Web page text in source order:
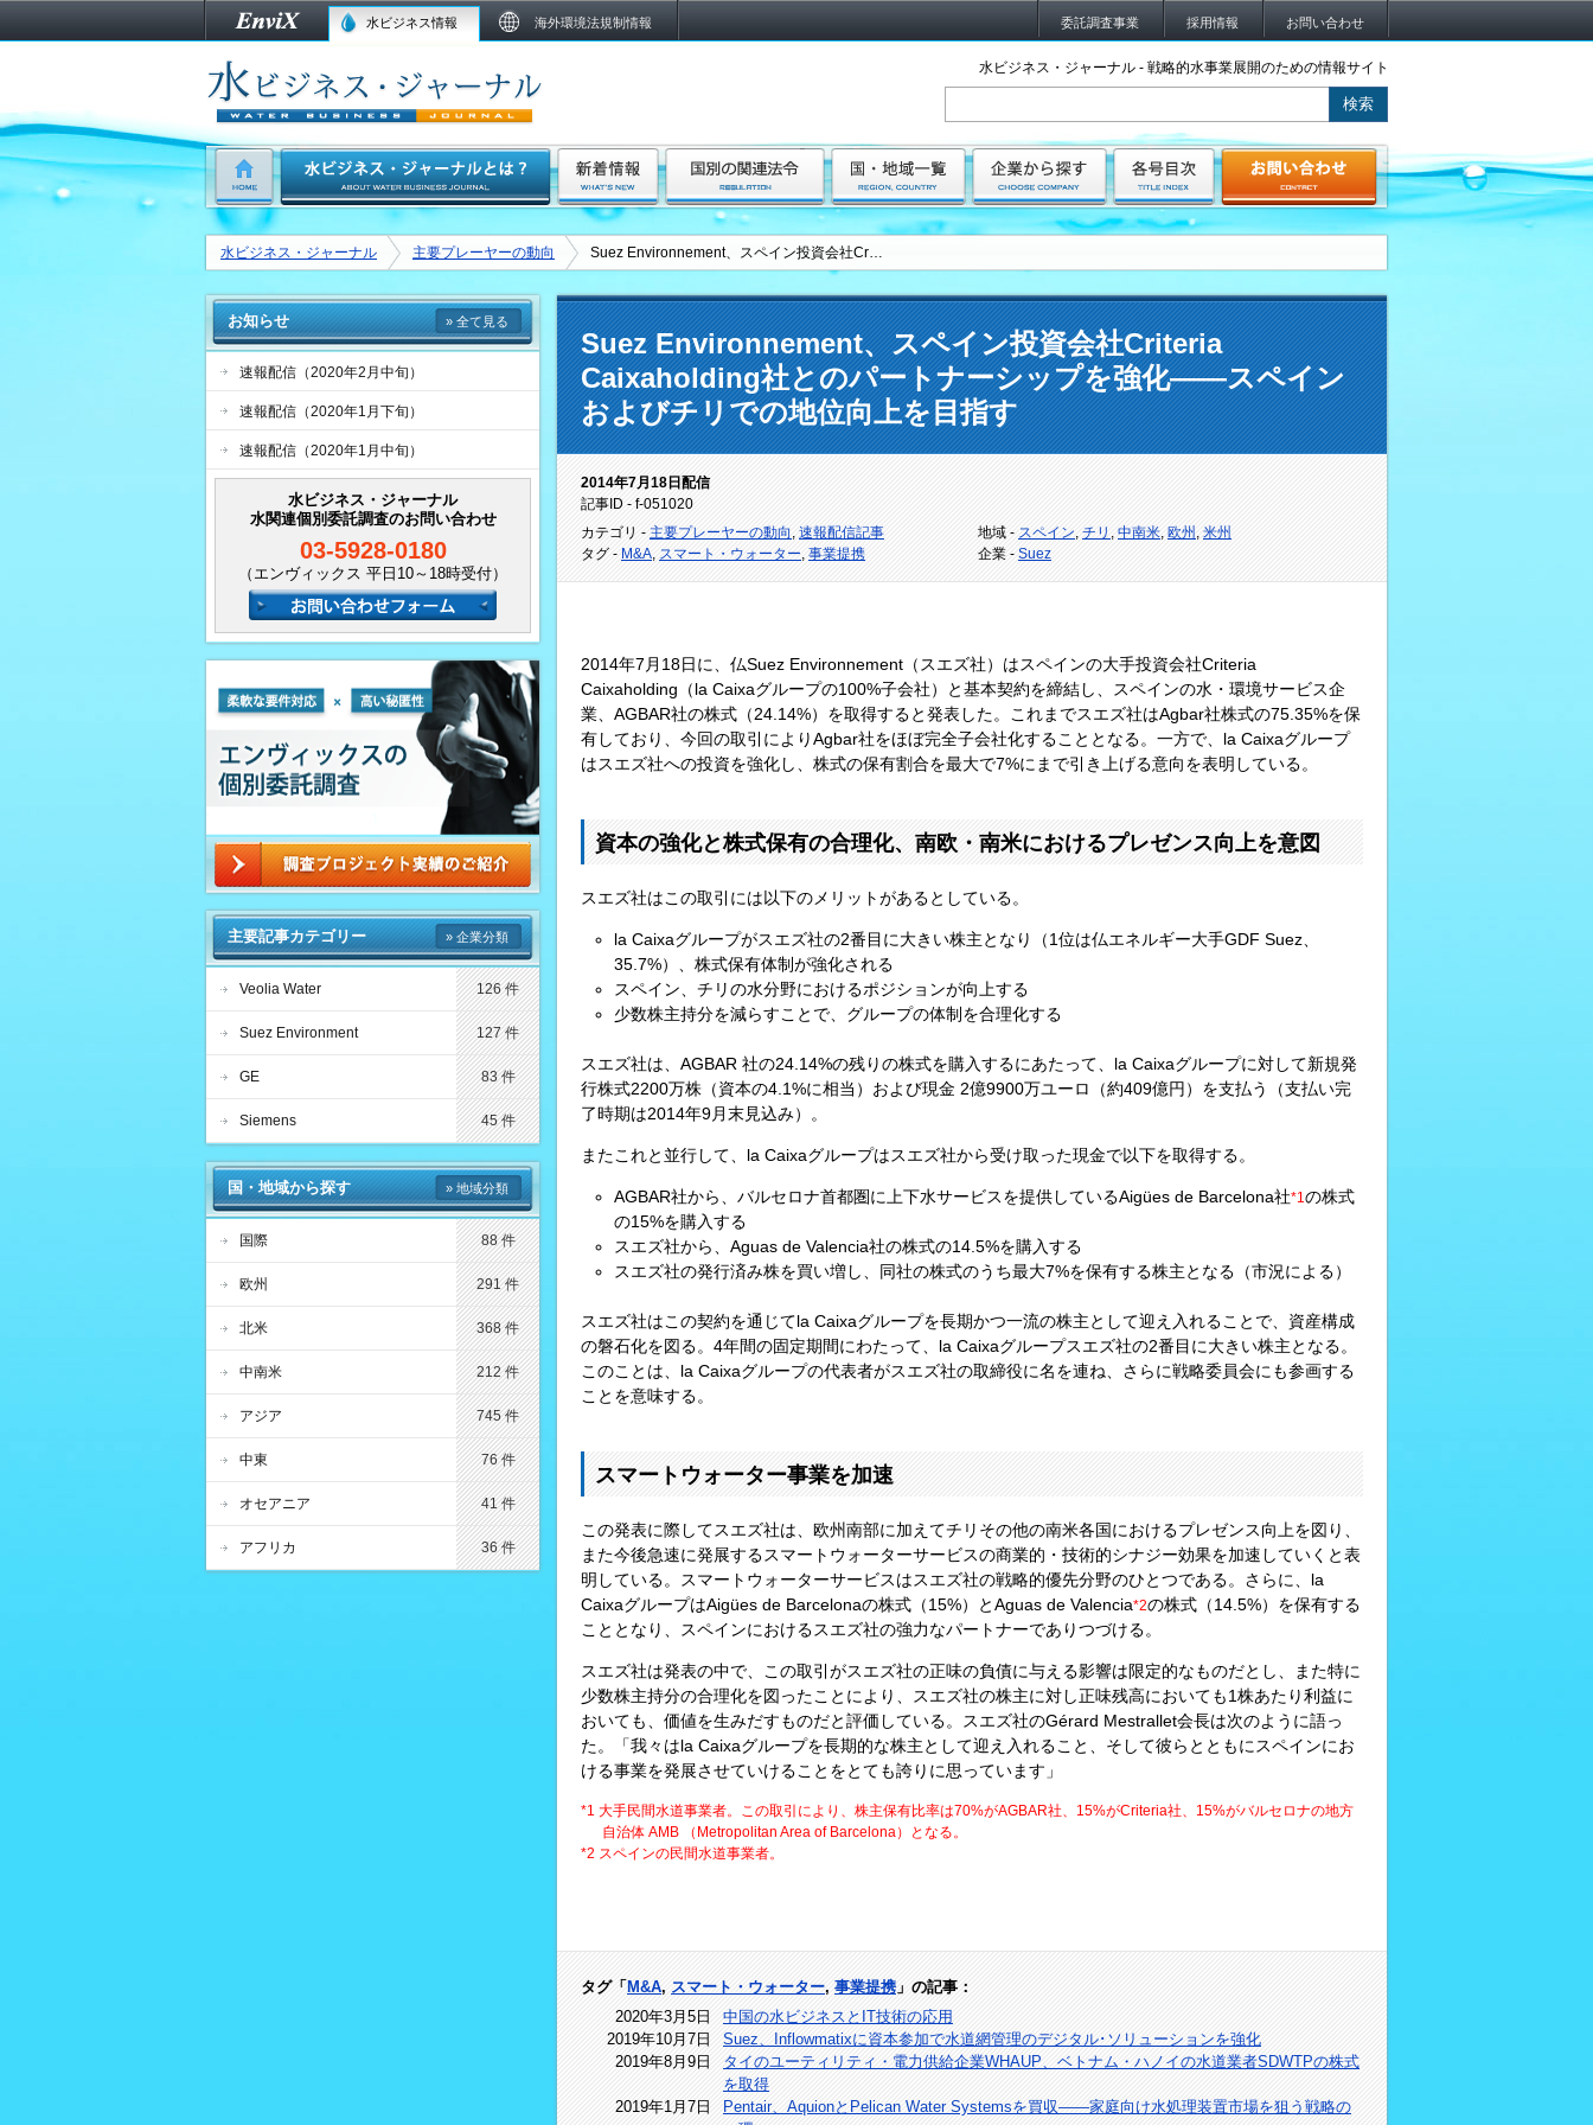
水ビジネス情報 海外環境法規制情報 委託調査事業 採用情報 お問い合わせ
水ビジネス・ジャーナル - 戦略的水事業展開のための情報サイト
水ビジネス・ジャーナル 主要プレーヤーの動向 Suez Environnement、スペイン投資会社Cr…
Suez Environnement、スペイン投資会社Criteria
Caixaholding社とのパートナーシップを強化――スペイン
およびチリでの地位向上を目指す
2014年7月18日配信
記事ID - f-051020
カテゴリ - 主要プレーヤーの動向, 速報配信記事
タグ - M&A, スマート・ウォーター, 事業提携
地域 - スペイン, チリ , 中南米, 欧州 , 米州
企業 - Suez
2014年7月18日に、仏Suez Environnement（スエズ社）はスペインの大手投資会社Criteria
Caixaholding（la Caixaグループの100%子会社）と基本契約を締結し、スペインの水・環境サービス企
業、AGBAR社の株式（24.14%）を取得すると発表した。これまでスエズ社はAgbar社株式の75.35%を保
有しており、今回の取引によりAgbar社をほぼ完全子会社化することとなる。一方で、la Caixaグループ
はスエズ社への投資を強化し、株式の保有割合を最大で7%にまで引き上げる意向を表明している。
資本の強化と株式保有の合理化、南欧・南米におけるプレゼンス向上を意図
スエズ社はこの取引には以下のメリットがあるとしている。
la Caixaグループがスエズ社の2番目に大きい株主となり（1位は仏エネルギー大手GDF Suez、
35.7%）、株式保有体制が強化される
スペイン、チリの水分野におけるポジションが向上する
少数株主持分を減らすことで、グループの体制を合理化する
スエズ社は、AGBAR 社の24.14%の残りの株式を購入するにあたって、la Caixaグループに対して新規発
行株式2200万株（資本の4.1%に相当）および現金 2億9900万ユーロ（約409億円）を支払う（支払い完
了時期は2014年9月末見込み）。
またこれと並行して、la Caixaグループはスエズ社から受け取った現金で以下を取得する。
AGBAR社から、バルセロナ首都圏に上下水サービスを提供しているAigües de Barcelona社*1 の株式
の15%を購入する
スエズ社から、Aguas de Valencia社の株式の14.5%を購入する
スエズ社の発行済み株を買い増し、同社の株式のうち最大7%を保有する株主となる（市況による）
スエズ社はこの契約を通じてla Caixaグループを長期かつ一流の株主として迎え入れることで、資産構成
の磐石化を図る。4年間の固定期間にわたって、la Caixaグループスエズ社の2番目に大きい株主となる。
このことは、la Caixaグループの代表者がスエズ社の取締役に名を連ね、さらに戦略委員会にも参画する
ことを意味する。
スマートウォーター事業を加速
この発表に際してスエズ社は、欧州南部に加えてチリその他の南米各国におけるプレゼンス向上を図り、
また今後急速に発展するスマートウォーターサービスの商業的・技術的シナジー効果を加速していくと表
明している。スマートウォーターサービスはスエズ社の戦略的優先分野のひとつである。さらに、la
CaixaグループはAigües de Barcelonaの株式（15%）とAguas de Valencia*2の株式（14.5%）を保有する
こととなり、スペインにおけるスエズ社の強力なパートナーでありつづける。
スエズ社は発表の中で、この取引がスエズ社の正味の負債に与える影響は限定的なものだとし、また特に
少数株主持分の合理化を図ったことにより、スエズ社の株主に対し正味残高においても1株あたり利益に
おいても、価値を生みだすものだと評価している。スエズ社のGérard Mestrallet会長は次のように語っ
た。「我々はla Caixaグループを長期的な株主として迎え入れること、そして彼らとともにスペインにお
ける事業を発展させていけることをとても誇りに思っています」
*1 大手民間水道事業者。この取引により、株主保有比率は70%がAGBAR社、15%がCriteria社、15%がバルセロナの地方
自治体 AMB （Metropolitan Area of Barcelona）となる。
*2 スペインの民間水道事業者。
タグ「M&A, スマート・ウォーター, 事業提携」の記事：
2020年3月5日
中国の水ビジネスとIT技術の応用
2019年10月7日
Suez、Inflowmatixに資本参加で水道網管理のデジタル･ソリューションを強化
2019年8月9日
タイのユーティリティ・電力供給企業WHAUP、ベトナム・ハノイの水道業者SDWTPの株式
を取得
2019年1月7日
Pentair、AquionとPelican Water Systemsを買収――家庭向け水処理装置市場を狙う戦略の
お知らせ » 全て見る
速報配信（2020年2月中旬）
速報配信（2020年1月下旬）
速報配信（2020年1月中旬）
水ビジネス・ジャーナル
水関連個別委託調査のお問い合わせ
03-5928-0180
（エンヴィックス 平日10～18時受付）
主要記事カテゴリー » 企業分類
Veolia Water 126 件
Suez Environment 127 件
GE 83 件
Siemens 45 件
国・地域から探す » 地域分類
国際 88 件
欧州 291 件
北米 368 件
中南米 212 件
アジア 745 件
中東 76 件
オセアニア 41 件
アフリカ 36 件